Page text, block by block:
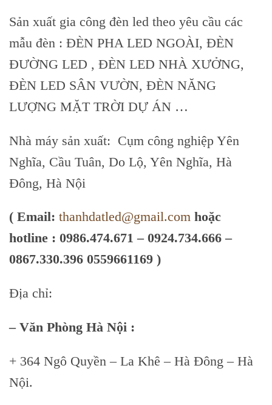
Sản xuất gia công đèn led theo yêu cầu các
mẫu đèn : ĐÈN PHA LED NGOÀI, ĐÈN
ĐƯỜNG LED , ĐÈN LED NHÀ XƯỞNG,
ĐÈN LED SÂN VƯỜN, ĐÈN NĂNG
LƯỢNG MẶT TRỜI DỰ ÁN …
Nhà máy sản xuất: Cụm công nghiệp Yên
Nghĩa, Cầu Tuân, Do Lộ, Yên Nghĩa, Hà
Đông, Hà Nội
( Email: thanhdatled@gmail.com hoặc
hotline : 0986.474.671 – 0924.734.666 –
0867.330.396 0559661169 )
Địa chỉ:
– Văn Phòng Hà Nội :
+ 364 Ngô Quyền – La Khê – Hà Đông – Hà
Nội.